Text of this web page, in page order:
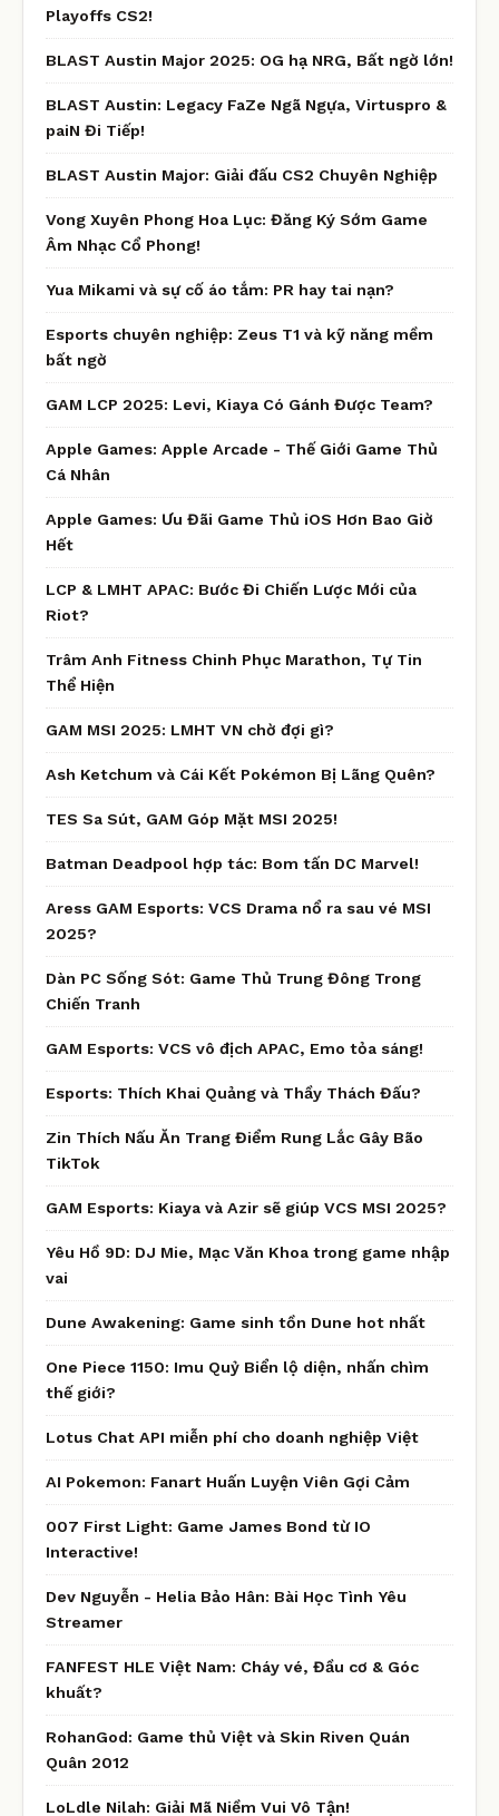
Playoffs CS2!
BLAST Austin Major 2025: OG hạ NRG, Bất ngờ lớn!
BLAST Austin: Legacy FaZe Ngã Ngựa, Virtuspro &
paiN Đi Tiếp!
BLAST Austin Major: Giải đấu CS2 Chuyên Nghiệp
Vong Xuyên Phong Hoa Lục: Đăng Ký Sớm Game
Âm Nhạc Cổ Phong!
Yua Mikami và sự cố áo tắm: PR hay tai nạn?
Esports chuyên nghiệp: Zeus T1 và kỹ năng mềm
bất ngờ
GAM LCP 2025: Levi, Kiaya Có Gánh Được Team?
Apple Games: Apple Arcade - Thế Giới Game Thủ
Cá Nhân
Apple Games: Ưu Đãi Game Thủ iOS Hơn Bao Giờ
Hết
LCP & LMHT APAC: Bước Đi Chiến Lược Mới của
Riot?
Trâm Anh Fitness Chinh Phục Marathon, Tự Tin
Thể Hiện
GAM MSI 2025: LMHT VN chờ đợi gì?
Ash Ketchum và Cái Kết Pokémon Bị Lãng Quên?
TES Sa Sút, GAM Góp Mặt MSI 2025!
Batman Deadpool hợp tác: Bom tấn DC Marvel!
Aress GAM Esports: VCS Drama nổ ra sau vé MSI
2025?
Dàn PC Sống Sót: Game Thủ Trung Đông Trong
Chiến Tranh
GAM Esports: VCS vô địch APAC, Emo tỏa sáng!
Esports: Thích Khai Quảng và Thầy Thách Đấu?
Zin Thích Nấu Ăn Trang Điểm Rung Lắc Gây Bão
TikTok
GAM Esports: Kiaya và Azir sẽ giúp VCS MSI 2025?
Yêu Hồ 9D: DJ Mie, Mạc Văn Khoa trong game nhập
vai
Dune Awakening: Game sinh tồn Dune hot nhất
One Piece 1150: Imu Quỷ Biển lộ diện, nhấn chìm
thế giới?
Lotus Chat API miễn phí cho doanh nghiệp Việt
AI Pokemon: Fanart Huấn Luyện Viên Gợi Cảm
007 First Light: Game James Bond từ IO
Interactive!
Dev Nguyễn - Helia Bảo Hân: Bài Học Tình Yêu
Streamer
FANFEST HLE Việt Nam: Cháy vé, Đầu cơ & Góc
khuất?
RohanGod: Game thủ Việt và Skin Riven Quán
Quân 2012
LoLdle Nilah: Giải Mã Niềm Vui Vô Tận!